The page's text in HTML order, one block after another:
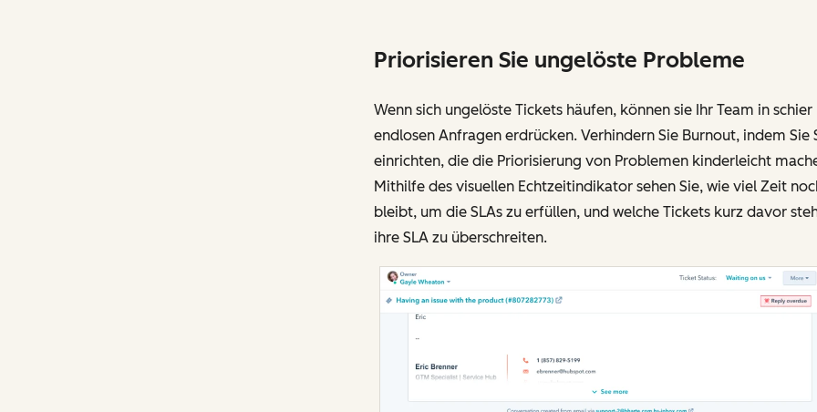
Priorisieren Sie ungelöste Probleme
Wenn sich ungelöste Tickets häufen, können sie Ihr Team in schier
endlosen Anfragen erdrücken. Verhindern Sie Burnout, indem Sie
einrichten, die die Priorisierung von Problemen kinderleicht
Mithilfe des visuellen Echtzeitindikator sehen Sie, wie viel Zeit
bleibt, um die SLAs zu erfüllen, und welche Tickets kurz davor
ihre SLA zu überschreiten.